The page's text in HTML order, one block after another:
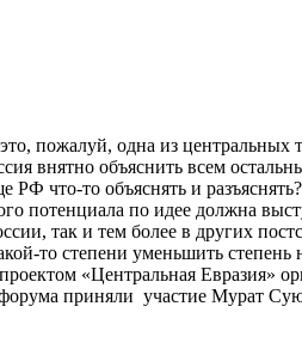
пожалуй, одна из
внятно объяснить всем
что-то объяснять и
потенциала по идее должна
так и тем более в других
то степени уменьшить
«Центральная Евразия»
форума приняли участие